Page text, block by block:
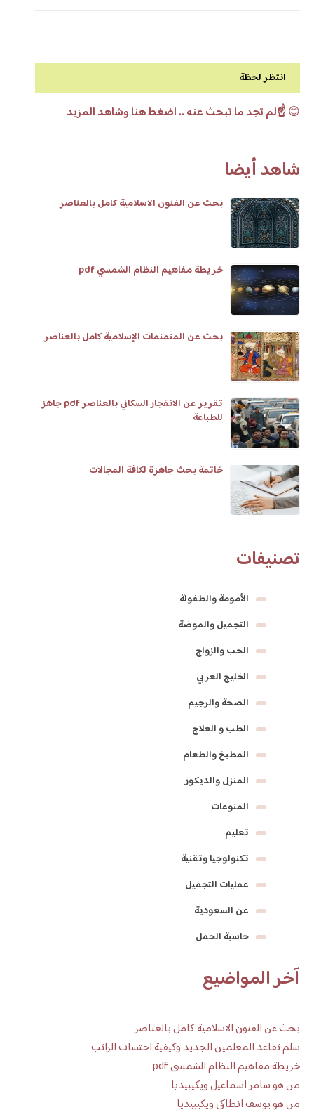
انتظر لحظة
😊☝️لم تجد ما تبحث عنه .. اضغط هنا وشاهد المزيد
شاهد أيضا
بحث عن الفنون الاسلامية كامل بالعناصر
خريطة مفاهيم النظام الشمسي pdf
بحث عن المنمنمات الإسلامية كامل بالعناصر
تقرير عن الانفجار السكاني بالعناصر pdf جاهز
للطباعة
خاتمة بحث جاهزة لكافة المجالات
تصنيفات
الأمومة والطفولة
التجميل والموضة
الحب والزواج
الخليج العربي
الصحة والرجيم
الطب و العلاج
المطبخ والطعام
المنزل والديكور
المنوعات
تعليم
تكنولوجيا وتقنية
عمليات التجميل
عن السعودية
حاسبة الحمل
آخر المواضيع
بحث عن الفنون الاسلامية كامل بالعناصر
سلم تقاعد المعلمين الجديد وكيفية احتساب الراتب
خريطة مفاهيم النظام الشمسي pdf
من هو سامر اسماعيل ويكيبيديا
من هو يوسف انطاكي ويكيبيديا